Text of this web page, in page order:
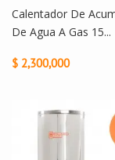
Calentador De
De Agua A Gas 15...
$ 2,300,000